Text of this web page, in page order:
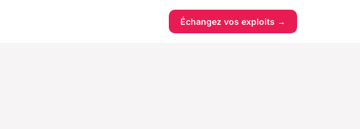
Échangez vos exploits →